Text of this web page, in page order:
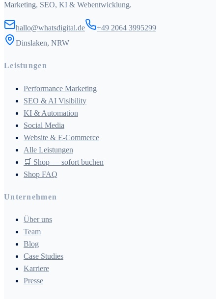
Marketing, SEO, KI & Webentwicklung.
hallo@whatsdigital.de
+49 2064 3995299
Dinslaken, NRW
Leistungen
Performance Marketing
SEO & AI Visibility
KI & Automation
Social Media
Website & E-Commerce
Alle Leistungen
🛒 Shop — sofort buchen
Shop FAQ
Unternehmen
Über uns
Team
Blog
Case Studies
Karriere
Presse